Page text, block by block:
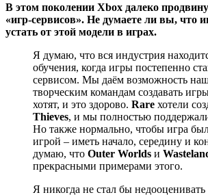
В этом поколении Xbox далеко
«игр-сервисов». Не думаете ли вы, что
устать от этой модели в играх.
Я думаю, что вся индустрия
обучения, когда игры постепенно
сервисом. Мы даём возможность
творческим командам создавать
хотят, и это здорово. Rare хотели
Thieves, и мы полностью
Но также нормально, чтобы игра
игрой – иметь начало, середину и
думаю, что Outer Worlds и
прекрасными примерами этого.
Я никогда не стал бы недооценивать